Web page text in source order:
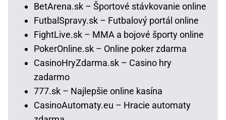
BetArena.sk – Športové stávkovanie online
FutbalSpravy.sk – Futbalový portál online
FightLive.sk – MMA a bojové športy online
PokerOnline.sk – Online poker zdarma
CasinoHryZdarma.sk – Casino hry
zadarmo
777.sk – Najlepšie online kasína
CasinoAutomaty.eu – Hracie automaty